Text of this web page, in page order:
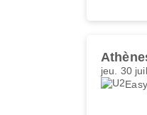
jeu. 30 juil.